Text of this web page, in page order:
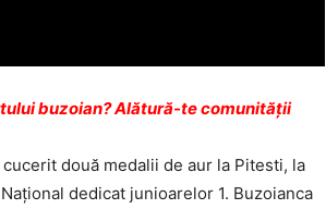
buzoian? Alătură-te comunității
cucerit două medalii de aur la Pitesti, la
dedicat junioarelor 1. Buzoianca